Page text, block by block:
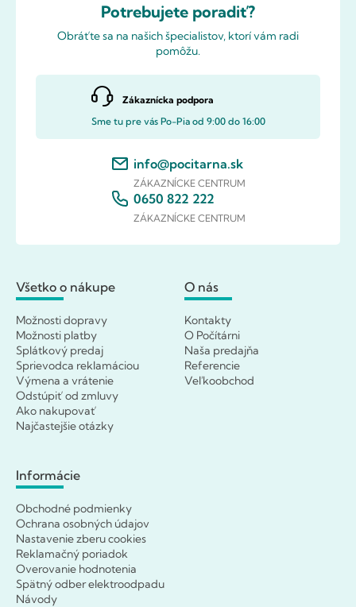
Potrebujete poradiť?
Obráťte sa na našich špecialistov, ktorí vám radi
pomôžu.
Zákaznícka podpora
Sme tu pre vás Po-Pia od 9:00 do 16:00
info@pocitarna.sk
ZÁKAZNÍCKE CENTRUM
0650 822 222
ZÁKAZNÍCKE CENTRUM
Všetko o nákupe
Možnosti dopravy
Možnosti platby
Splátkový predaj
Sprievodca reklamáciou
Výmena a vrátenie
Odstúpiť od zmluvy
Ako nakupovať
Najčastejšie otázky
O nás
Kontakty
O Počítárni
Naša predajňa
Referencie
Veľkoobchod
Informácie
Obchodné podmienky
Ochrana osobných údajov
Nastavenie zberu cookies
Reklamačný poriadok
Overovanie hodnotenia
Spätný odber elektroodpadu
Návody